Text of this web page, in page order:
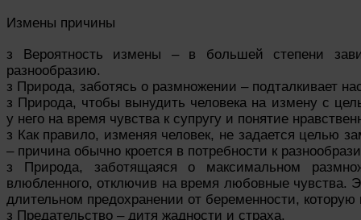
Измены причины
з Вероятность измены – в большей степени
разнообразию.
з Природа, заботясь о размножении – подталкивает
з Природа, чтобы вынудить человека на измену с
у него на время чувства к супругу и понятие
з Как правило, изменяя человек, не задается целью
– причина обычно кроется в потребности к
з Природа, заботящаяся о максимальном
влюбленного, отключив на время любовные чувства.
длительном предохранении от беременности, которую
з Предательство – дитя жадности и страха.